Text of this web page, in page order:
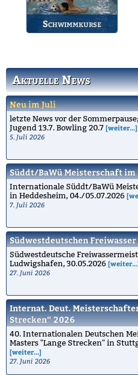
Aktuelle News
Neu im Juli
letzte News vor der
Jugend 13.7. Bowling 20.7 [weiter...]
5. Juli 2026
Süddt/BaWü Meisterschaft im
Internationale Süddt/BaWü
in Heddesheim, 04./05.07.2026
7. Juli 2026
Südwestdeutschen
Südwestdeutsche
Ludwigshafen, 30.05.2026
27. Juni 2026
Internat. Deut.
Strecken“ 2026
40. Internationalen Deutschen
Masters "Lange Strecken" in
[weiter...]
27. Juni 2026
Schwimmkurse